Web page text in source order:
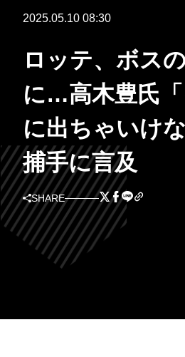
2025.05.10 08:30
ロッテ、ボス
に…高木豊氏
に出ちゃいけ
捕手に言及
SHARE